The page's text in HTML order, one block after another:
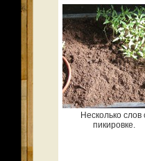
Несколько слов
пикировке.